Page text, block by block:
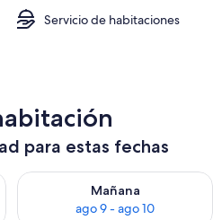
Servicio de habitaciones
para estas fechas
esta noche, ago 8 - ago 9
Mañana
ago 9 - ago 10
Consulta la disponibilidad